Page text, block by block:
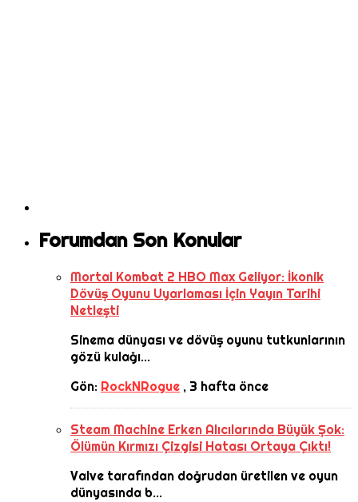
Forumdan Son Konular
Mortal Kombat 2 HBO Max Geliyor: İkonik
Dövüş Oyunu Uyarlaması İçin Yayın Tarihi
Netleşti
Sinema dünyası ve dövüş oyunu tutkunlarının
gözü kulağı...
Gön: RockNRogue , 3 hafta önce
Steam Machine Erken Alıcılarında Büyük Şok:
Ölümün Kırmızı Çizgisi Hatası Ortaya Çıktı!
Valve tarafından doğrudan üretilen ve oyun
dünyasında b...